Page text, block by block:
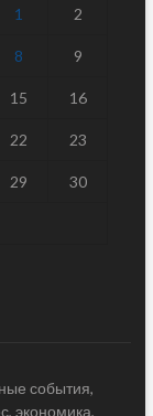
1 2
8 9
15 16
22 23
29 30
события,
экономика,